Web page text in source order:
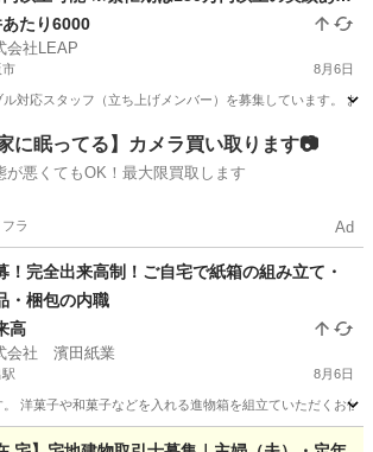
来高制 1件あたり平均10,000円 1日2〜7件
の対応 日収目安：20,000円〜70,000円
あたり6000
会社LEAP
市 8月6日
対応スタッフ（立ち上げメンバー）を募集しています。
の他 スタッフ
家に眠ってる】カメラ買い取ります📷
が悪くてもOK！最大限買取します
ラ Ad
！完全出来高制！ご自宅で紙箱の組み立て・
・梱包の内職
高
会社 濱田紙業
駅 8月6日
洋菓子や和菓子などを入れる進物箱を組立ていただくお
玉出駅 その他 給料